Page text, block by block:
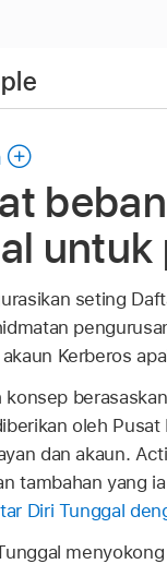
seting
Kerberos
oleh
dan akaun.
tambahan yang
Diri Tunggal